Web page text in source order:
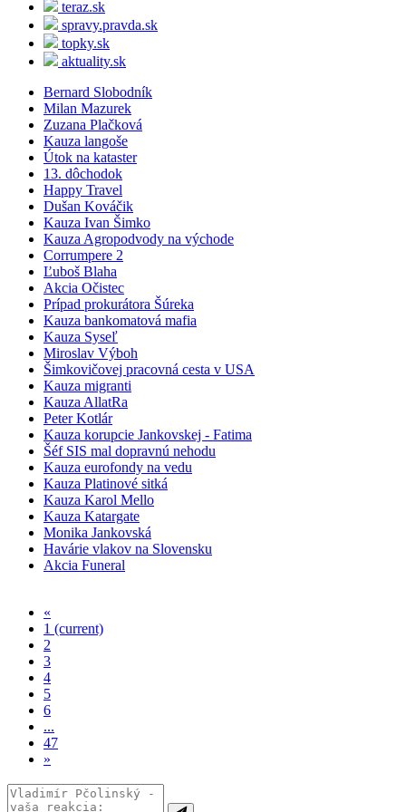
teraz.sk
spravy.pravda.sk
topky.sk
aktuality.sk
Bernard Slobodník
Milan Mazurek
Zuzana Plačková
Kauza langoše
Útok na kataster
13. dôchodok
Happy Travel
Dušan Kováčik
Kauza Ivan Šimko
Kauza Agropodvody na východe
Corrumpere 2
Ľuboš Blaha
Akcia Očistec
Prípad prokurátora Šúreka
Kauza bankomatová mafia
Kauza Syseľ
Miroslav Výboh
Šimkovičovej pracovná cesta v USA
Kauza migranti
Kauza AllatRa
Peter Kotlár
Kauza korupcie Jankovskej - Fatima
Šéf SIS mal dopravnú nehodu
Kauza eurofondy na vedu
Kauza Platinové sitká
Kauza Karol Mello
Kauza Katargate
Monika Jankovská
Havárie vlakov na Slovensku
Akcia Funeral
«
1 (current)
2
3
4
5
6
...
47
»